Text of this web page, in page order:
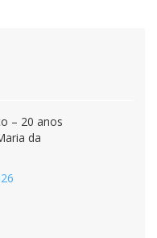
– 20 anos
da